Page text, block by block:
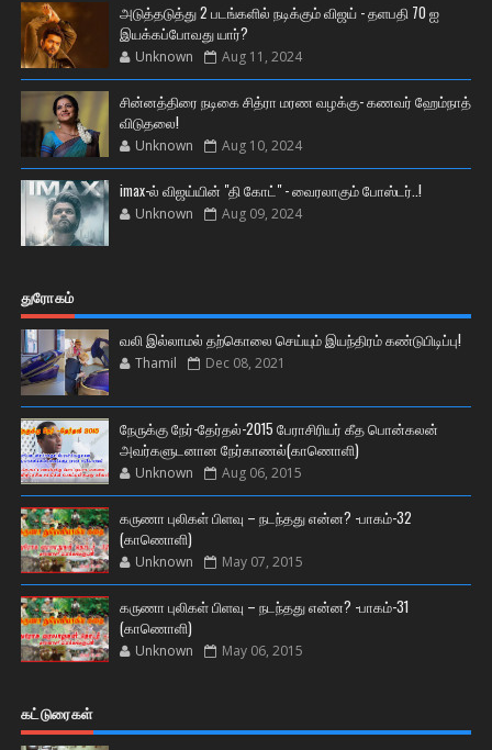
அடுத்தடுத்து 2 படங்களில் நடிக்கும் விஜய் - தளபதி 70 ஐ
இயக்கப்போவது யார்?
Unknown Aug 11, 2024
சின்னத்திரை நடிகை சித்ரா மரண வழக்கு- கணவர் ஹேம்நாத்
விடுதலை!
Unknown Aug 10, 2024
imax-ல் விஜய்யின் "தி கோட்" - வைரலாகும் போஸ்டர்..!
Unknown Aug 09, 2024
துரோகம்
வலி இல்லாமல் தற்கொலை செய்யும் இயந்திரம் கண்டுபிடிப்பு!
Thamil Dec 08, 2021
நேருக்கு நேர்-தேர்தல்-2015 பேராசிரியர் கீத பொன்கலன்
அவர்களுடனான நேர்காணல்(காணொளி)
Unknown Aug 06, 2015
கருணா புலிகள் பிளவு – நடந்தது என்ன? -பாகம்-32
(காணொளி)
Unknown May 07, 2015
கருணா புலிகள் பிளவு – நடந்தது என்ன? -பாகம்-31
(காணொளி)
Unknown May 06, 2015
கட்டுரைகள்